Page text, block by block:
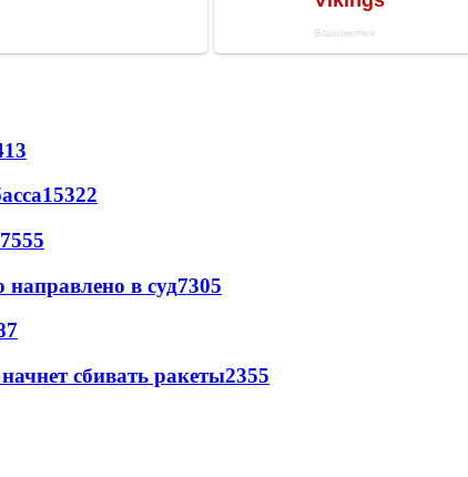
15322
7555
в суд7305
сбивать ракеты2355